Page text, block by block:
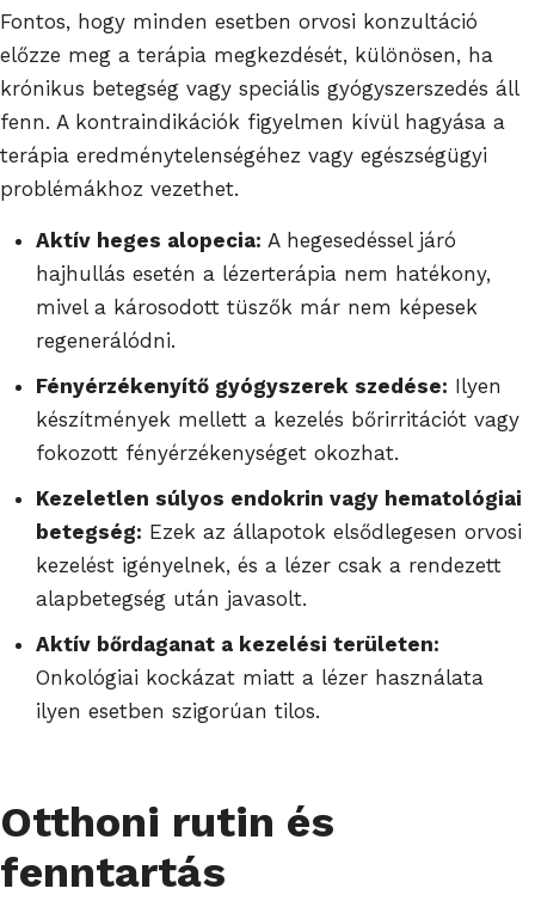
Fontos, hogy minden esetben orvosi konzultáció
előzze meg a terápia megkezdését, különösen, ha
krónikus betegség vagy speciális gyógyszerszedés áll
fenn. A kontraindikációk figyelmen kívül hagyása a
terápia eredménytelenségéhez vagy egészségügyi
problémákhoz vezethet.
Aktív heges alopecia: A hegesedéssel járó
hajhullás esetén a lézerterápia nem hatékony,
mivel a károsodott tüszők már nem képesek
regenerálódni.
Fényérzékenyítő gyógyszerek szedése: Ilyen
készítmények mellett a kezelés bőrirritációt vagy
fokozott fényérzékenységet okozhat.
Kezeletlen súlyos endokrin vagy hematológiai
betegség: Ezek az állapotok elsődlegesen orvosi
kezelést igényelnek, és a lézer csak a rendezett
alapbetegség után javasolt.
Aktív bőrdaganat a kezelési területen:
Onkológiai kockázat miatt a lézer használata
ilyen esetben szigorúan tilos.
Otthoni rutin és
fenntartás